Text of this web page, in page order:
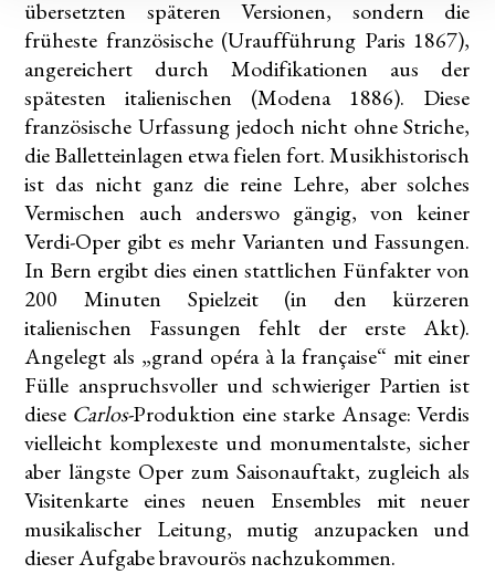
übersetzten späteren Versionen, sondern die
früheste französische (Uraufführung Paris 1867),
angereichert durch Modifikationen aus der
spätesten italienischen (Modena 1886). Diese
französische Urfassung jedoch nicht ohne Striche,
die Balletteinlagen etwa fielen fort. Musikhistorisch
ist das nicht ganz die reine Lehre, aber solches
Vermischen auch anderswo gängig, von keiner
Verdi-Oper gibt es mehr Varianten und Fassungen.
In Bern ergibt dies einen stattlichen Fünfakter von
200 Minuten Spielzeit (in den kürzeren
italienischen Fassungen fehlt der erste Akt).
Angelegt als „grand opéra à la française“ mit einer
Fülle anspruchsvoller und schwieriger Partien ist
diese Carlos-Produktion eine starke Ansage: Verdis
vielleicht komplexeste und monumentalste, sicher
aber längste Oper zum Saisonauftakt, zugleich als
Visitenkarte eines neuen Ensembles mit neuer
musikalischer Leitung, mutig anzupacken und
dieser Aufgabe bravourös nachzukommen.